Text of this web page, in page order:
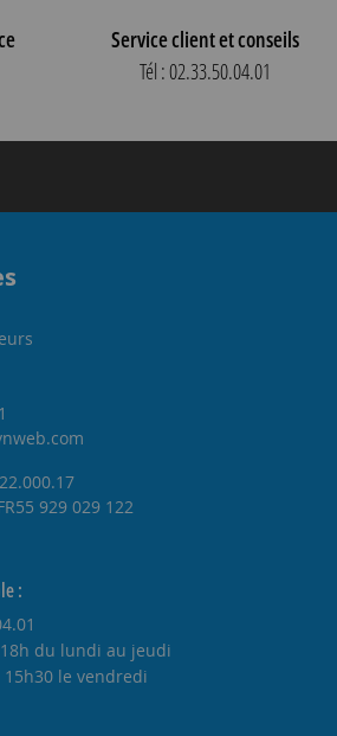
Service client et conseils
Tél : 02.33.50.04.01
929 029 122
:
du lundi au jeudi
le vendredi